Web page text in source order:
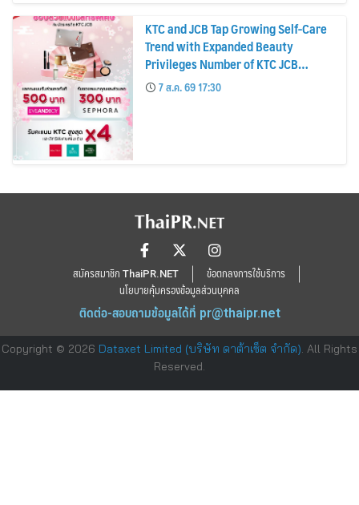
KTC and JCB Tap Growing Self-Care
Trend with Expanded Beauty
Privileges Number of KTC JCB
Cardmembers Spending on
Cosmetics Rises 26%
7 ส.ค. 69 17:30
สมัครสมาชิก ThaiPR.NET
ข้อตกลงการใช้บริการ
นโยบายคุ้มครองข้อมูลส่วนบุคคล
ติดต่อ-สอบถามข้อมูลได้ที่ pr@thaipr.net
Copyright © 2026 Dataxet Limited (บริษัท ดาต้าเซ็ต จำกัด). All Rights
Reserved.